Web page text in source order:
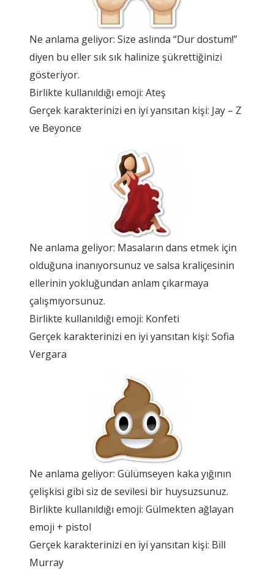
Ne anlama geliyor: Size aslında “Dur dostum!”
diyen bu eller sık sık halinize şükrettiğinizi
gösteriyor.
Birlikte kullanıldığı emoji: Ateş
Gerçek karakterinizi en iyi yansıtan kişi: Jay – Z
ve Beyonce
Ne anlama geliyor: Masaların dans etmek için
olduğuna inanıyorsunuz ve salsa kraliçesinin
ellerinin yokluğundan anlam çıkarmaya
çalışmıyorsunuz.
Birlikte kullanıldığı emoji: Konfeti
Gerçek karakterinizi en iyi yansıtan kişi: Sofia
Vergara
Ne anlama geliyor: Gülümseyen kaka yığının
çelişkisi gibi siz de sevilesi bir huysuzsunuz.
Birlikte kullanıldığı emoji: Gülmekten ağlayan
emoji + pistol
Gerçek karakterinizi en iyi yansıtan kişi: Bill
Murray